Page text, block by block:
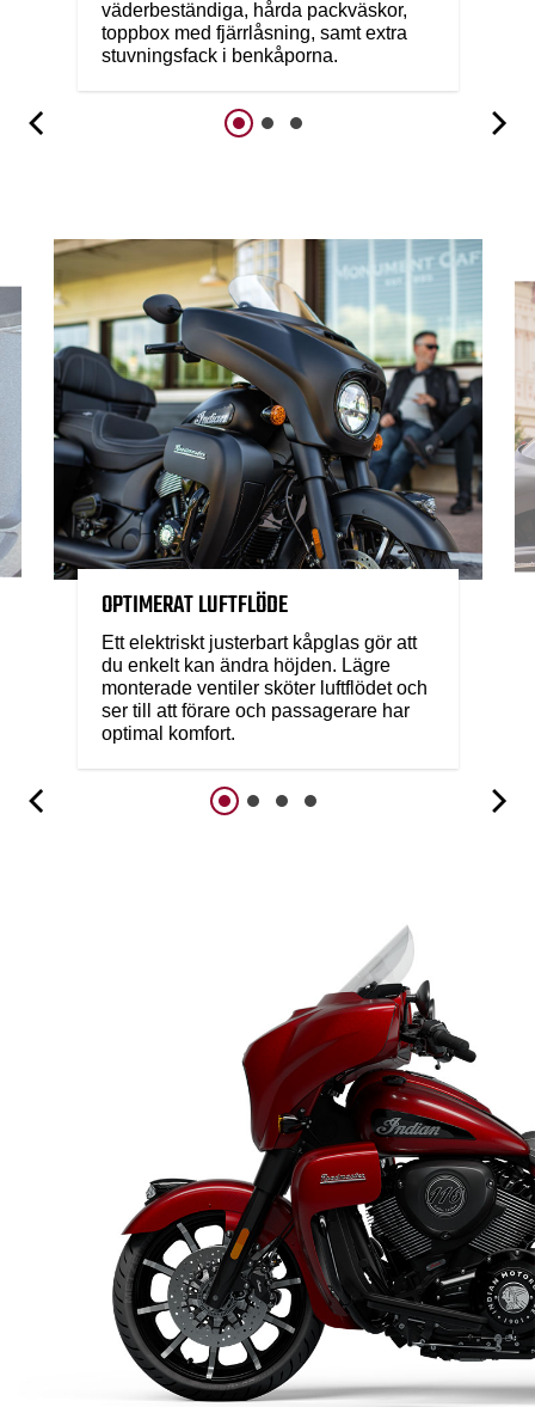
väderbeständiga, hårda packväskor,
toppbox med fjärrlåsning, samt extra
stuvningsfack i benkåporna.
OPTIMERAT LUFTFLÖDE
Ett elektriskt justerbart kåpglas gör att
du enkelt kan ändra höjden. Lägre
monterade ventiler sköter luftflödet och
ser till att förare och passagerare har
optimal komfort.